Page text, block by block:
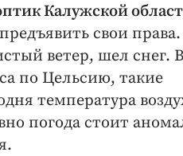
Калужской
свои права.
ветер, шел снег.
по Цельсию, такие
температура
погода стоит